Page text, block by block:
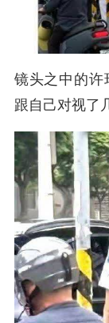
镜头之中的许
跟自己对视了